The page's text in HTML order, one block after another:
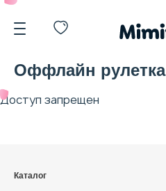
Оффлайн рулетка
Доступ запрещен
Каталог